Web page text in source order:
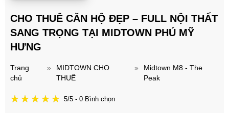
CHO THUÊ CĂN HỘ ĐẸP – FULL NỘI THẤT
SANG TRỌNG TẠI MIDTOWN PHÚ MỸ
HƯNG
Trang
chủ
»
MIDTOWN CHO
THUÊ
»
Midtown M8 - The
Peak
5/5 - 0 Bình chọn